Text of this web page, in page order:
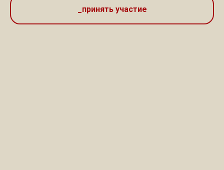
_принять участие